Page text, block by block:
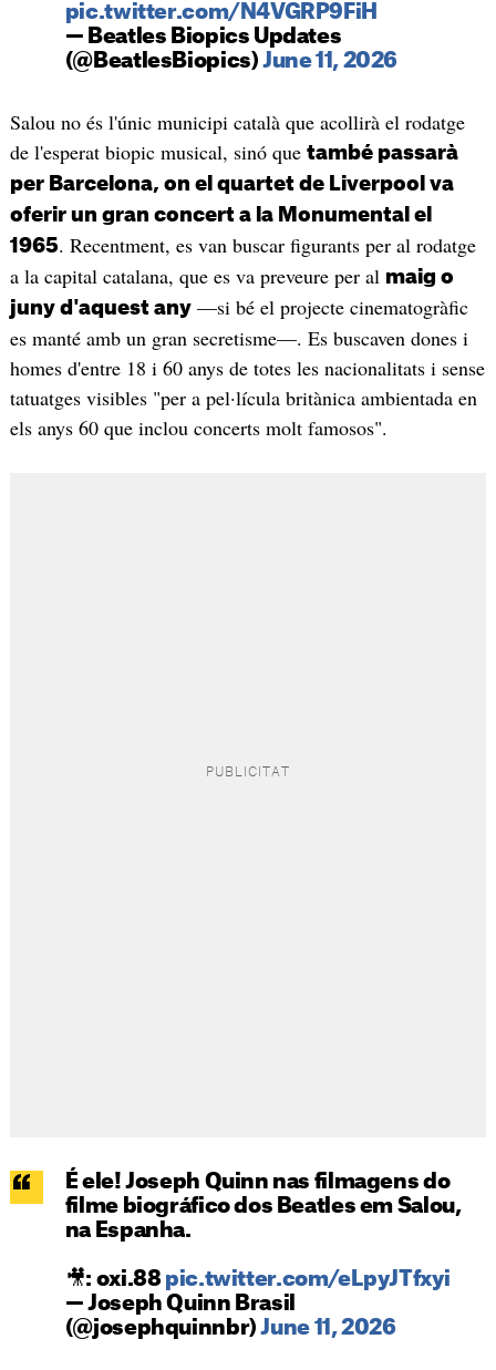
pic.twitter.com/N4VGRP9FiH
— Beatles Biopics Updates
(@BeatlesBiopics)June 11, 2026
Salou no és l'únic municipi català que acollirà el rodatge
de l'esperat biopic musical, sinó que també passarà
per Barcelona, on el quartet de Liverpool va
oferir un gran concert a la Monumental el
1965. Recentment, es van buscar figurants per al rodatge
a la capital catalana, que es va preveure per al maig o
juny d'aquest any—si bé el projecte cinematogràfic
es manté amb un gran secretisme—. Es buscaven dones i
homes d'entre 18 i 60 anys de totes les nacionalitats i sense
tatuatges visibles "per a pel·lícula britànica ambientada en
els anys 60 que inclou concerts molt famosos".
É ele! Joseph Quinn nas filmagens do
filme biográfico dos Beatles em Salou,
na Espanha.
🎥: oxi.88 pic.twitter.com/eLpyJTfxyi
— Joseph Quinn Brasil
(@josephquinnbr)June 11, 2026